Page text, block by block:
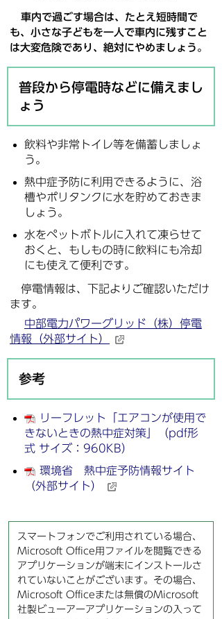
車内で過ごす場合は、たとえ短時間で
も、小さな子どもを一人で車内に残すこと
は大変危険であり、絶対にやめましょう。
普段から停電時などに備えまし
ょう
飲料や非常トイレ等を備蓄しましょ
う。
熱中症予防に利用できるように、浴
槽やポリタンクに水を貯めておきま
しょう。
水をペットボトルに入れて凍らせて
おくと、もしもの時に飲料にも冷却
にも使えて便利です。
停電情報は、下記よりご確認いただけ
ます。
中部電力パワーグリッド（株）停電
情報（外部サイト）
参考
リーフレット「エアコンが使用で
きないときの熱中症対策」（pdf形
式 サイズ：960KB）
環境省 熱中症予防情報サイト
（外部サイト）
スマートフォンでご利用されている場合、
Microsoft Office用ファイルを閲覧できる
アプリケーションが端末にインストールさ
れていないことがございます。その場合、
Microsoft Officeまたは無償のMicrosoft
社製ビューアーアプリケーションの入って